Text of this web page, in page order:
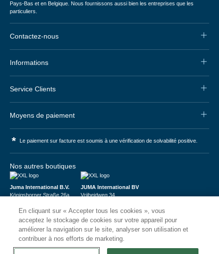
Pays-Bas et en Belgique. Nous fournissons aussi bien les entreprises que les
particuliers.
Contactez-nous
Informations
Service Clients
Moyens de paiement
* Le paiement sur facture est soumis à une vérification de solvabilité positive.
Nos autres boutiques
Juma International B.V.
Königsborner Straße 26a
USt-ID: DE321159873
Handelsregister: 58573909
JUMA International BV
Vrijheidweg 34
BTW: NL853095048B01
K.V.K.: 58573909
En cliquant sur « Accepter tous les cookies », vous
acceptez le stockage de cookies sur votre appareil pour
améliorer la navigation sur le site, analyser son utilisation et
contribuer à nos efforts de marketing.